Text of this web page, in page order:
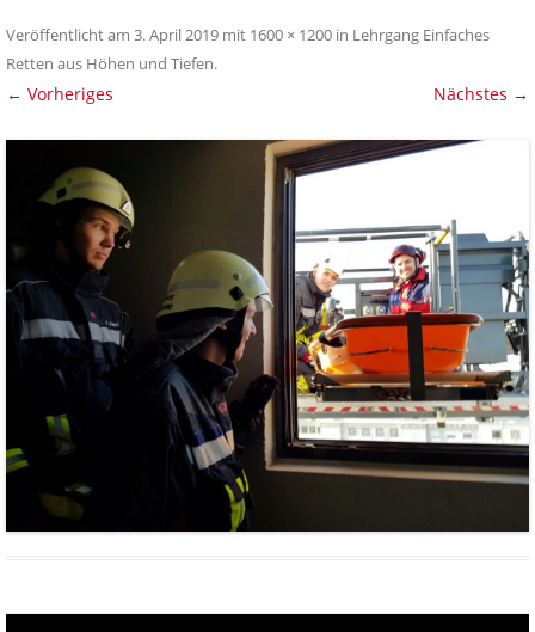
Veröffentlicht am 3. April 2019 mit 1600 × 1200 in Lehrgang Einfaches
Retten aus Höhen und Tiefen.
← Vorheriges Nächstes →